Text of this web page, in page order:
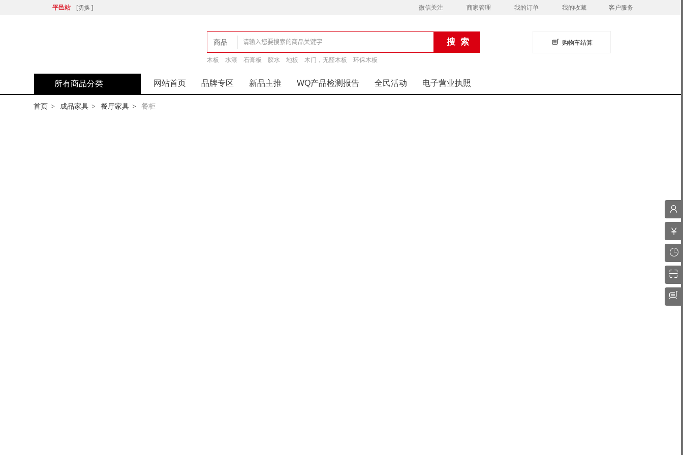
平邑站 [切换 ] 微信关注 商家管理 我的订单 我的收藏 客户服务
商品
店铺
木板 水漆 石膏板 胶水 地板 木门，无醛木板 环保木板
购物车结算
所有商品分类 网站首页 品牌专区 新品主推 WQ产品检测报告 全民活动 电子营业执照
首页 > 成品家具 > 餐厅家具 > 餐柜